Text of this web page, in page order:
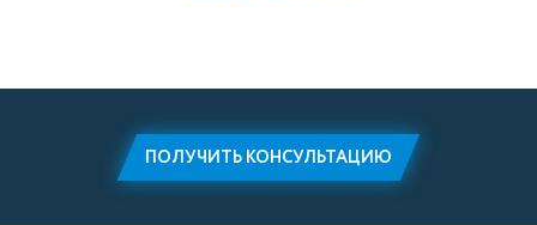
ПОЛУЧИТЬ КОНСУЛЬТАЦИЮ